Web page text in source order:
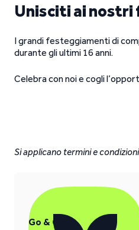
Unisciti ai
I grandi festeggiamenti di
durante gli ultimi 16 anni.
Celebra con noi e cogli
Si applicano termini e
Go & Grow